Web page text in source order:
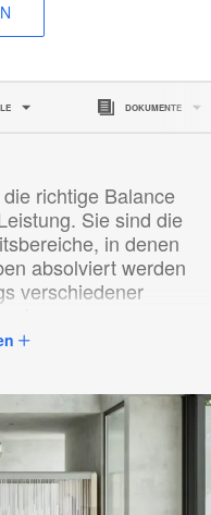
DOKUMENTE
richtige Balance
Sie sind die
in denen
absolviert werden
verschiedener